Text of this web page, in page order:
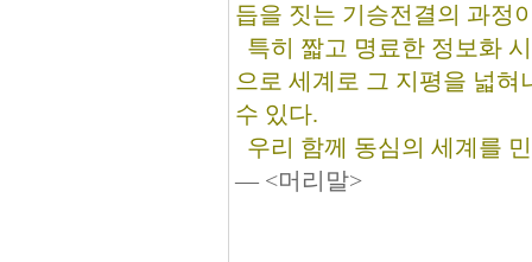
듭을 짓는 기승전결의 과정
특히 짧고 명료한 정보화
으로 세계로 그 지평을 넓
수 있다.
우리 함께 동심의 세계를
― <머리말>